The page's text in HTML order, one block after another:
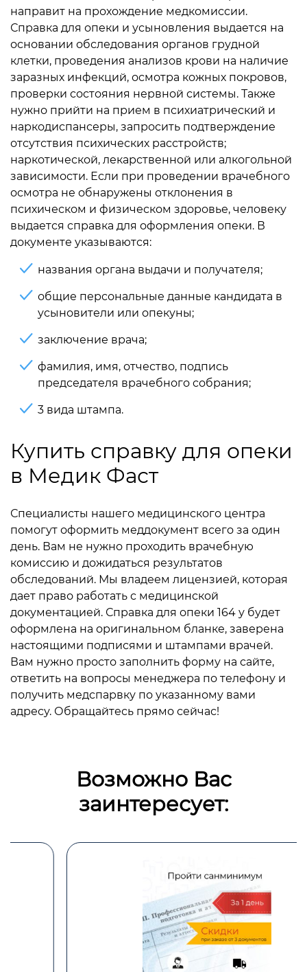
направит на прохождение медкомиссии.
Справка для опеки и усыновления выдается на
основании обследования органов грудной
клетки, проведения анализов крови на наличие
заразных инфекций, осмотра кожных покровов,
проверки состояния нервной системы. Также
нужно прийти на прием в психиатрический и
наркодиспансеры, запросить подтверждение
отсутствия психических расстройств;
наркотической, лекарственной или алкогольной
зависимости. Если при проведении врачебного
осмотра не обнаружены отклонения в
психическом и физическом здоровье, человеку
выдается справка для оформления опеки. В
документе указываются:
названия органа выдачи и получателя;
общие персональные данные кандидата в
усыновители или опекуны;
заключение врача;
фамилия, имя, отчество, подпись
председателя врачебного собрания;
3 вида штампа.
Купить справку для опеки
в Медик Фаст
Специалисты нашего медицинского центра
помогут оформить меддокумент всего за один
день. Вам не нужно проходить врачебную
комиссию и дожидаться результатов
обследований. Мы владеем лицензией, которая
дает право работать с медицинской
документацией. Справка для опеки 164 у будет
оформлена на оригинальном бланке, заверена
настоящими подписями и штампами врачей.
Вам нужно просто заполнить форму на сайте,
ответить на вопросы менеджера по телефону и
получить медспарвку по указанному вами
адресу. Обращайтесь прямо сейчас!
Возможно Вас
заинтересует: